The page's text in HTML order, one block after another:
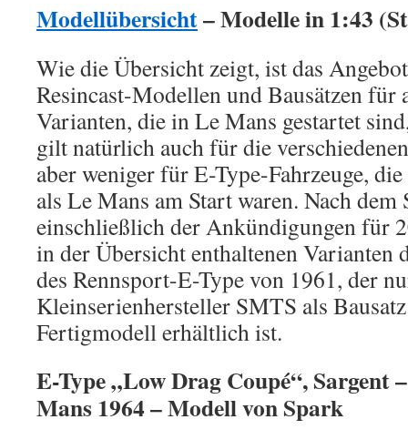
Modellübersicht– Modelle in 1:43
Wie die Übersicht zeigt, ist das
Resincast-Modellen und Bausätzen für
Varianten, die in Le Mans gestartet
gilt natürlich auch für die
aber weniger für E-Type-Fahrzeuge,
als Le Mans am Start waren. Nach
einschließlich der Ankündigungen für
in der Übersicht enthaltenen Varianten
des Rennsport-E-Type von 1961, der
Kleinserienhersteller SMTS als
Fertigmodell erhältlich ist.
E-Type „Low Drag Coupé“, Sargent
Mans 1964 – Modell von Spark